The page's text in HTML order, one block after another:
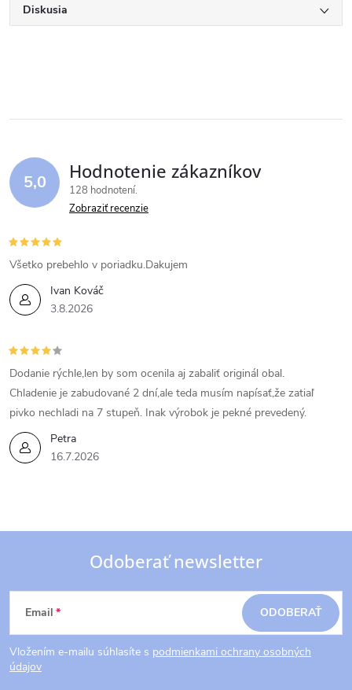
Diskusia
5,0 Hodnotenie zákazníkov
128 hodnotení
Zobraziť recenzie
Ivan Kováč
3.8.2026
Všetko prebehlo v poriadku.Dakujem
Petra
16.7.2026
Dodanie rýchle,len by som ocenila aj zabaliť originál obal.
Chladenie je zabudované 2 dní,ale teda musím napísať,že zatiaľ
pivko nechladi na 7 stupeň. Inak výrobok je pekné prevedený.
Z
á
p
Odoberať newsletter
Email
Vložením e-mailu súhlasíte s podmienkami ochrany osobných
údajov
ODOBERAŤ